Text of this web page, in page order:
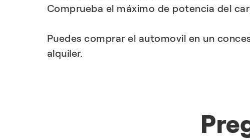
Comprueba el máximo de potencia del
Puedes comprar el automovil en un
alquiler.